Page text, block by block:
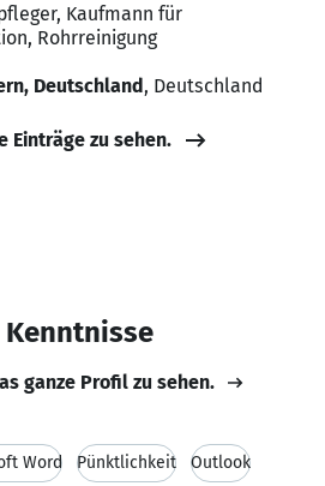
Kaufmann für
Rohrreinigung
Deutschland, Deutschland
Einträge zu sehen.
ganze Profil zu sehen.
Word Pünktlichkeit Outlook